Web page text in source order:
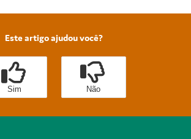
Este artigo ajudou você?
Sim Não